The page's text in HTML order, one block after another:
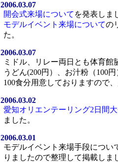
2006.03.07
開会式来場について を発表しま
モデルイベント来場についての
た。
2006.03.07
ミドル、リレー両日とも体育館
うどん(200円）、お汁粉（100
100食分用意しておりますので
2006.03.02
愛知オリエンテーリング2日間
ました。
2006.03.01
モデルイベント来場手段につい
りましたので整理して掲載しま